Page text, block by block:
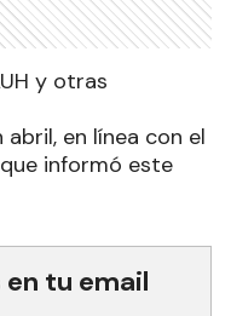
y otras
en línea con el
informó este
tu email